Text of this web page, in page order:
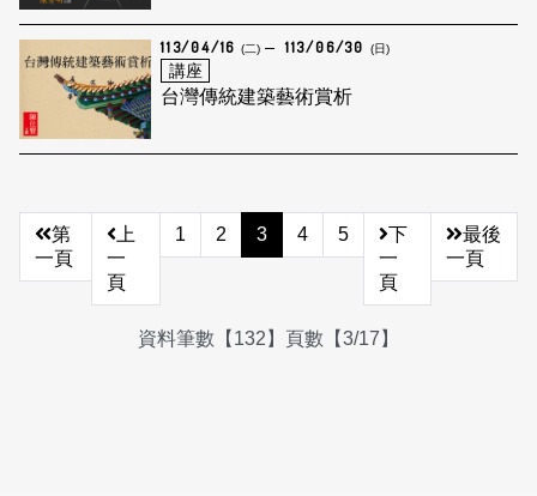
113/04/16 (二) 113/06/30 (日)
講座
台灣傳統建築藝術賞析
第
一頁
上
一
頁
1 2 3 4 5
下
一
頁
最後
一頁
資料筆數【132】頁數【3/17】